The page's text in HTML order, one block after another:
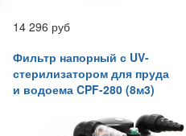
14 296 руб
Фильтр напорный с UV-
стерилизатором для пруда
и водоема CPF-280 (8м3)